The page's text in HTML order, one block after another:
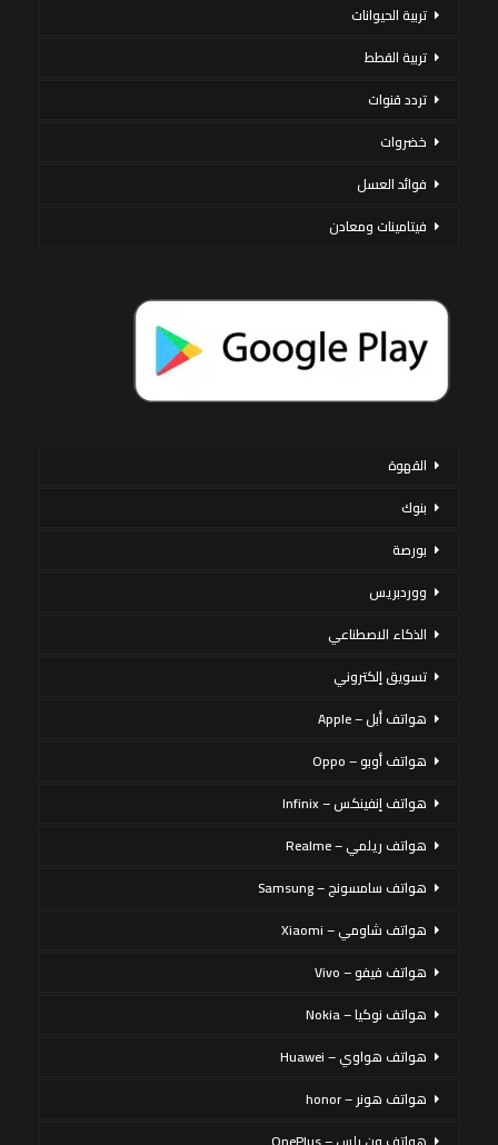
تربية الحيوانات
تربية القطط
تردد قنوات
خضروات
فوائد العسل
فيتامينات ومعادن
القهوة
بنوك
بورصة
ووردبريس
الذكاء الاصطناعي
تسويق إلكتروني
هواتف أبل – Apple
هواتف أوبو – Oppo
هواتف إنفينكس – Infinix
هواتف ريلمي – Realme
هواتف سامسونج – Samsung
هواتف شاومي – Xiaomi
هواتف فيفو – Vivo
هواتف نوكيا – Nokia
هواتف هواوي – Huawei
هواتف هونر – honor